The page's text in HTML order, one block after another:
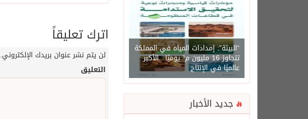
“البيئة”: إمدادات المياه في المملكة
تتجاوز 16 مليون م³ يوميًا.. الأكبر
عالميًا في الإنتاج
جديد الأخبار
اترك تعليقاً
لن يتم نشر عنوان بريدك الإلكتروني.
التعليق